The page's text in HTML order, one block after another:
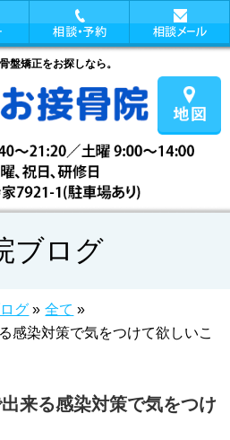
盤矯正をお探しなら。
ブログ
グ » 全て »
感染対策で気をつけて欲しいこ
出来る感染対策で気をつけ